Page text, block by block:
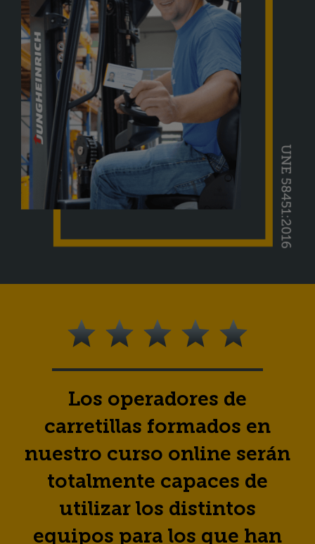
Los operadores de
carretillas formados en
nuestro curso online serán
totalmente capaces de
utilizar los distintos
equipos para los que han